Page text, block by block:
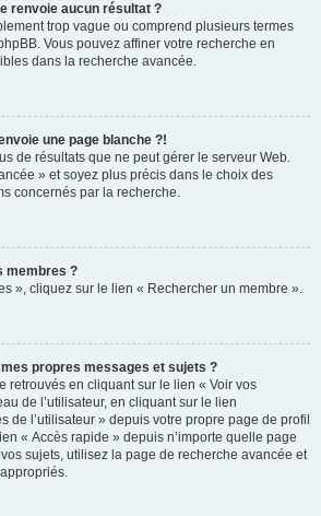
renvoie aucun résultat ?
trop vague ou comprend plusieurs termes
Vous pouvez affiner votre recherche en
dans la recherche avancée.
une page blanche ?!
de résultats que ne peut gérer le serveur Web.
» et soyez plus précis dans le choix des
concernés par la recherche.
membres ?
», cliquez sur le lien « Rechercher un membre ».
propres messages et sujets ?
retrouvés en cliquant sur le lien « Voir vos
de l’utilisateur, en cliquant sur le lien
de l’utilisateur » depuis votre propre page de profil
« Accès rapide » depuis n’importe quelle page
sujets, utilisez la page de recherche avancée et